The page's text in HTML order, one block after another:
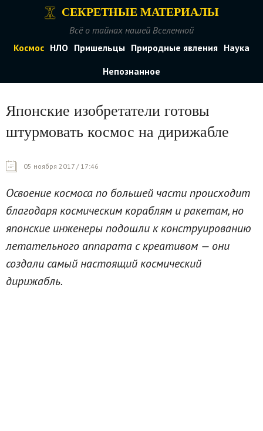
СЕКРЕТНЫЕ МАТЕРИАЛЫ
Всё о тайнах нашей Вселенной
Космос НЛО Пришельцы Природные явления Наука
Непознанное
Японские изобретатели готовы
штурмовать космос на дирижабле
05 ноября 2017 / 17:46
Освоение космоса по большей части происходит
благодаря космическим кораблям и ракетам, но
японские инженеры подошли к конструированию
летательного аппарата с креативом — они
создали самый настоящий космический
дирижабль.